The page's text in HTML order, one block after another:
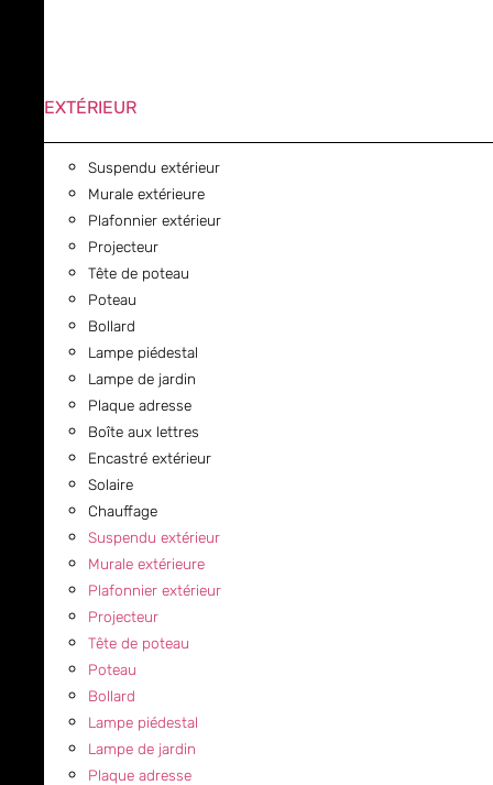
EXTÉRIEUR
Suspendu extérieur
Murale extérieure
Plafonnier extérieur
Projecteur
Tête de poteau
Poteau
Bollard
Lampe piédestal
Lampe de jardin
Plaque adresse
Boîte aux lettres
Encastré extérieur
Solaire
Chauffage
Suspendu extérieur
Murale extérieure
Plafonnier extérieur
Projecteur
Tête de poteau
Poteau
Bollard
Lampe piédestal
Lampe de jardin
Plaque adresse